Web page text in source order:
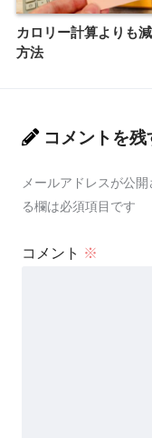
カロリー計算よりも
方法
コメントを残
メールアドレスが公開
る欄は必須項目です
コメント ※